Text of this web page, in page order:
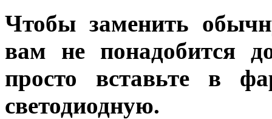
Чтобы заменить
вам не понадобится
просто вставьте в
светодиодную.